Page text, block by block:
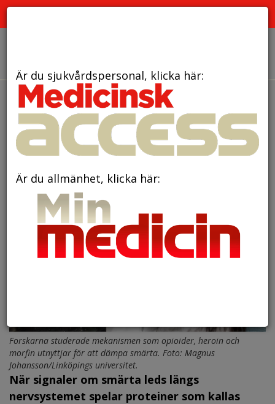
den 18 november 2024
Upptäckt om
smärtsignalering kan bidra till
bättre behandling av kronisk
smärta
Forskarna studerade mekanismen som opioider, heroin och
morfin utnyttjar för att dämpa smärta. Foto: Magnus
Johansson/Linköpings universitet.
När signaler om smärta leds längs
nervsystemet spelar proteiner som kallas
Är du sjukvårdspersonal, klicka här:
Är du allmänhet, klicka här: